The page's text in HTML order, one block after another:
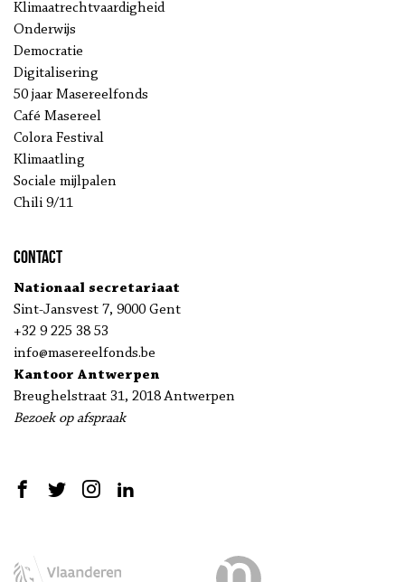
Klimaatrechtvaardigheid
Onderwijs
Democratie
Digitalisering
50 jaar Masereelfonds
Café Masereel
Colora Festival
Klimaatling
Sociale mijlpalen
Chili 9/11
Contact
Nationaal secretariaat
Sint-Jansvest 7, 9000 Gent
+32 9 225 38 53
info@masereelfonds.be
Kantoor Antwerpen
Breughelstraat 31, 2018 Antwerpen
Bezoek op afspraak